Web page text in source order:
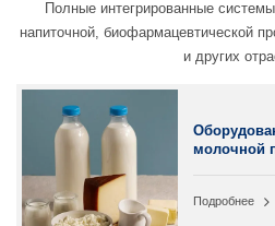
Полные интегрированные
напиточной, биофармацевтической
и других
молочной
Подробнее